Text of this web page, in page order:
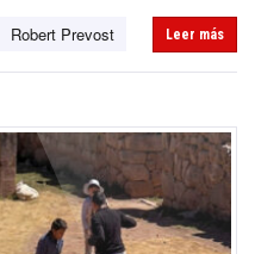
Robert Prevost Leer más